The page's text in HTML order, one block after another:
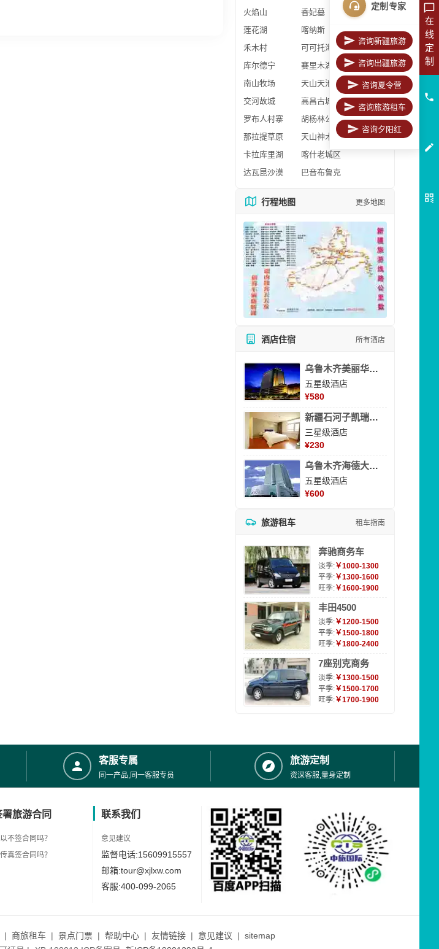
火焰山
香妃墓
莲花湖
喀纳斯
禾木村
可可托海
库尔德宁
赛里木湖
南山牧场
天山天池
交河故城
高昌古城
罗布人村寨
胡杨林公园
那拉提草原
天山神木园
卡拉库里湖
喀什老城区
达瓦昆沙漠
巴音布鲁克
行程地图 更多地图
酒店住宿 所有酒店
乌鲁木齐美丽华大酒
五星级酒店
¥580
新疆石河子凯瑞酒店
三星级酒店
¥230
乌鲁木齐海德大酒店
五星级酒店
¥600
旅游租车 租车指南
奔驰商务车
淡季:￥1000-1300
平季:￥1300-1600
旺季:￥1600-1900
丰田4500
淡季:￥1200-1500
平季:￥1500-1800
旺季:￥1800-2400
7座别克商务
淡季:￥1300-1500
平季:￥1500-1700
旺季:￥1700-1900
客服专属
同一产品,同一客服专员
旅游定制
资深客服,量身定制
署旅游合同
不签合同吗？
真签合同吗？
联系我们
意见建议
监督电话:15609915557
邮箱:tour@xjlxw.com
客服:400-099-2065
| 商旅租车 | 景点门票 | 帮助中心 | 友情链接 | 意见建议 | sitemap
在
线
定
制
定制专家
咨询新疆旅游
咨询出疆旅游
咨询夏令营
咨询旅游租车
咨询夕阳红